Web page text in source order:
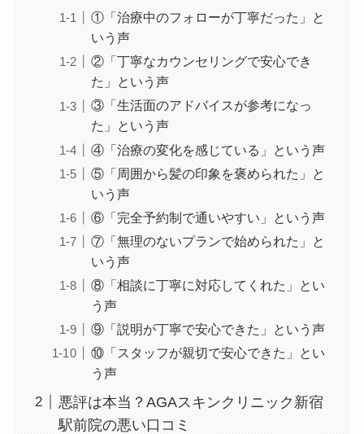
①「治療中のフォローが丁寧だった」と
いう声
②「丁寧なカウンセリングで安心でき
た」という声
③「生活面のアドバイスが参考になっ
た」という声
④「治療の変化を感じている」という声
⑤「周囲から髪の印象を褒められた」と
いう声
⑥「完全予約制で通いやすい」という声
⑦「無理のないプランで始められた」と
いう声
⑧「相談に丁寧に対応してくれた」とい
う声
⑨「説明が丁寧で安心できた」という声
⑩「スタッフが親切で安心できた」とい
う声
悪評は本当？AGAスキンクリニック新宿
駅前院の悪い口コミ